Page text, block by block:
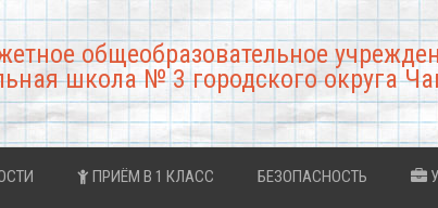
общеобразовательное
школа № 3 городского округа
ПРИЁМ В 1 КЛАСС БЕЗОПАСНОСТЬ